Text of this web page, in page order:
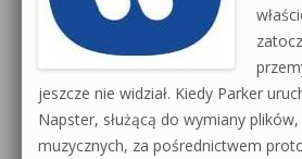
jeszcze nie widział. Kiedy Parker
Napster, służącą do wymiany
muzycznych, za pośrednictwem